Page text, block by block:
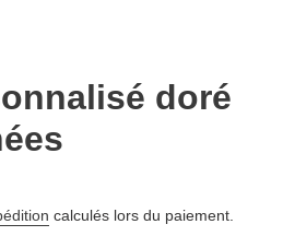
doré
calculés lors du paiement.